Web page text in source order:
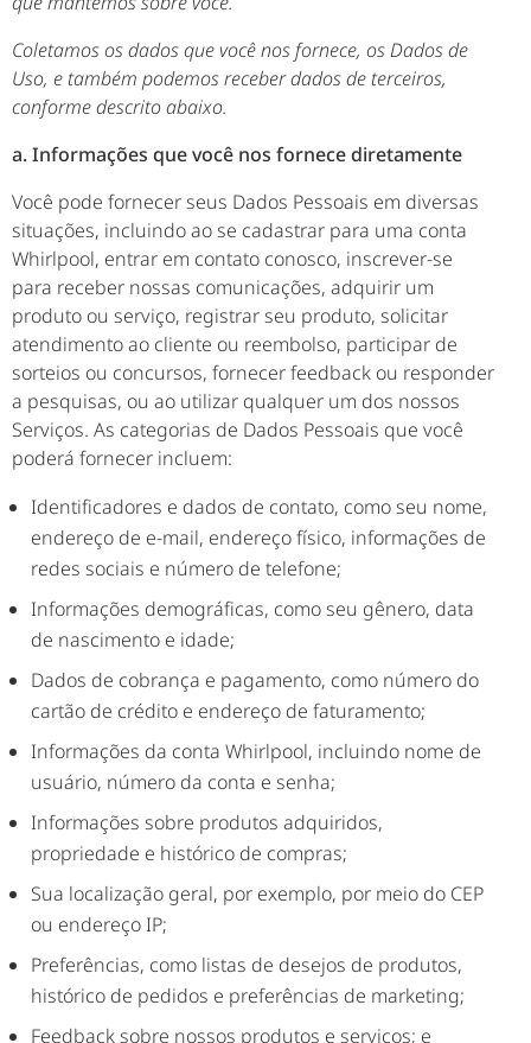
Coletamos os dados que você nos fornece, os Dados de
Uso, e também podemos receber dados de terceiros,
conforme descrito abaixo.
a. Informações que você nos fornece diretamente
Você pode fornecer seus Dados Pessoais em diversas
situações, incluindo ao se cadastrar para uma conta
Whirlpool, entrar em contato conosco, inscrever-se
para receber nossas comunicações, adquirir um
produto ou serviço, registrar seu produto, solicitar
atendimento ao cliente ou reembolso, participar de
sorteios ou concursos, fornecer feedback ou responder
a pesquisas, ou ao utilizar qualquer um dos nossos
Serviços. As categorias de Dados Pessoais que você
poderá fornecer incluem:
Identificadores e dados de contato, como seu nome,
endereço de e-mail, endereço físico, informações de
redes sociais e número de telefone;
Informações demográficas, como seu gênero, data
de nascimento e idade;
Dados de cobrança e pagamento, como número do
cartão de crédito e endereço de faturamento;
Informações da conta Whirlpool, incluindo nome de
usuário, número da conta e senha;
Informações sobre produtos adquiridos,
propriedade e histórico de compras;
Sua localização geral, por exemplo, por meio do CEP
ou endereço IP;
Preferências, como listas de desejos de produtos,
histórico de pedidos e preferências de marketing;
Feedback sobre nossos produtos e serviços; e